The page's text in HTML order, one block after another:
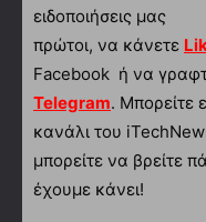
ειδοποιήσεις μας
πρώτοι, να κάνετε
Facebook ή να
Telegram. Μπορείτε
κανάλι του
μπορείτε να βρείτε
έχουμε κάνει!